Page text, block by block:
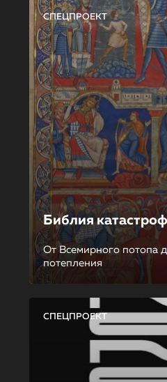
СПЕЦПРОЕКТ
Библия катастроф
От Всемирного потопа
потепления
СПЕЦПРОЕКТ